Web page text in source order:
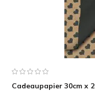
Cadeaupapier 30cm x